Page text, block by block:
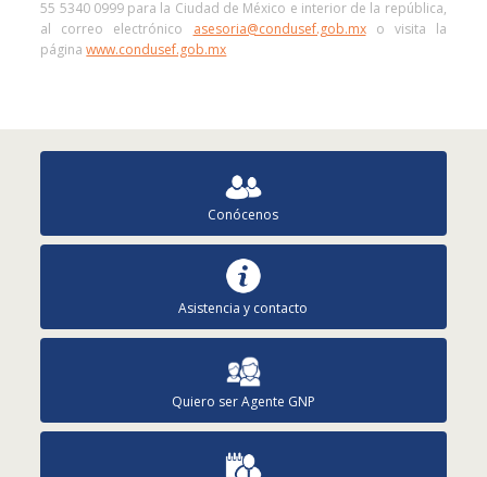
55 5340 0999 para la Ciudad de México e interior de la república,
al correo electrónico asesoria@condusef.gob.mxo visita la
páginawww.condusef.gob.mx
Conócenos
Asistencia y contacto
Quiero ser Agente GNP